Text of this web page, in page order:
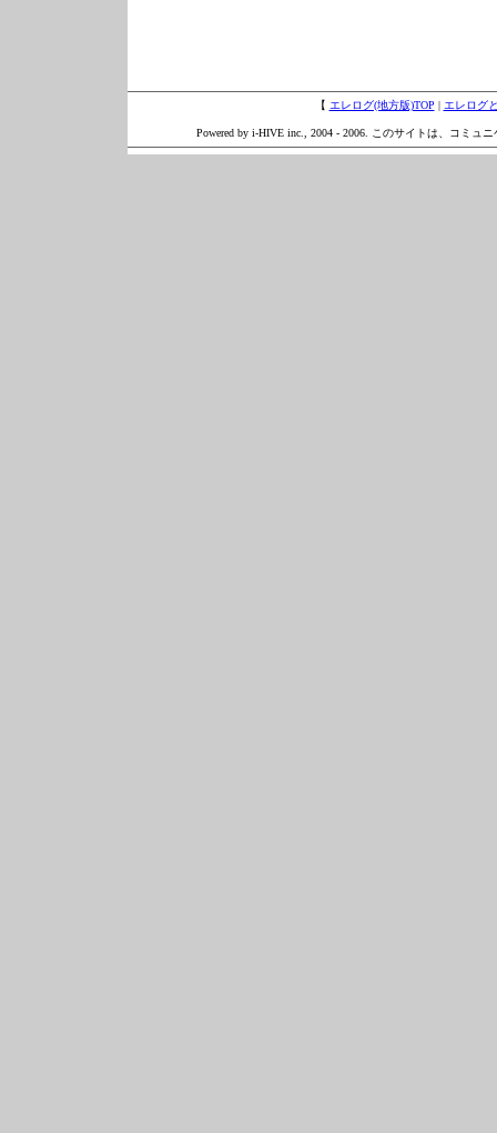
【 エレログ(地方版)TOP | エレログ
Powered by i-HIVE inc., 2004 - 2006. このサイトは、コミュ